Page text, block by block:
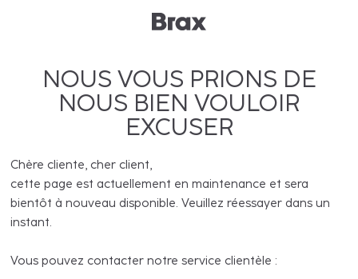
NOUS VOUS PRIONS DE
NOUS BIEN VOULOIR
EXCUSER
Chère cliente, cher client,
cette page est actuellement en maintenance et sera
bientôt à nouveau disponible. Veuillez réessayer dans un
instant.
Vous pouvez contacter notre service clientèle :